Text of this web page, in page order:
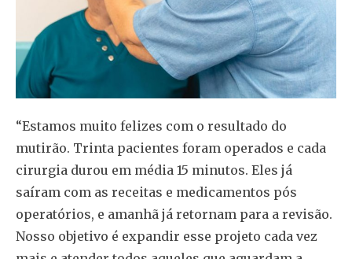
“Estamos muito felizes com o resultado do
mutirão. Trinta pacientes foram operados e cada
cirurgia durou em média 15 minutos. Eles já
saíram com as receitas e medicamentos pós
operatórios, e amanhã já retornam para a revisão.
Nosso objetivo é expandir esse projeto cada vez